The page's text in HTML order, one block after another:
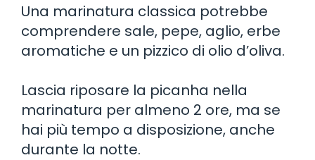
Una marinatura classica potrebbe
comprendere sale, pepe, aglio, erbe
aromatiche e un pizzico di olio d’oliva.
Lascia riposare la picanha nella
marinatura per almeno 2 ore, ma se
hai più tempo a disposizione, anche
durante la notte.